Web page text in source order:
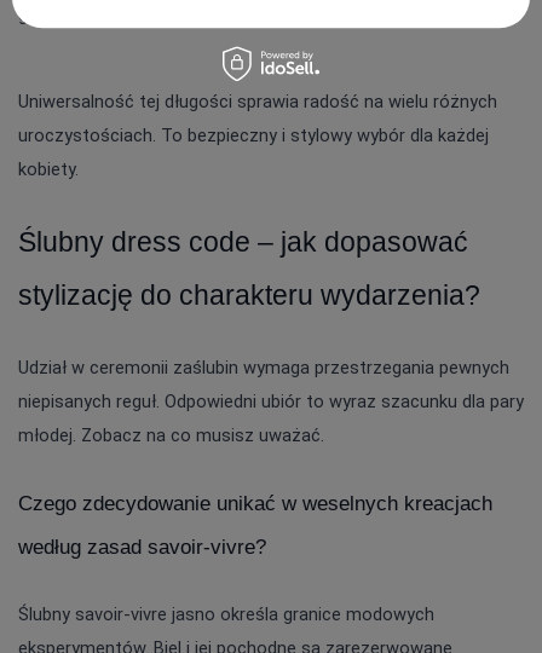
garderoby.
Uniwersalność tej długości sprawia radość na wielu różnych
uroczystościach. To bezpieczny i stylowy wybór dla każdej
kobiety.
Ślubny dress code – jak dopasować
stylizację do charakteru wydarzenia?
Udział w ceremonii zaślubin wymaga przestrzegania pewnych
niepisanych reguł. Odpowiedni ubiór to wyraz szacunku dla pary
młodej. Zobacz na co musisz uważać.
Czego zdecydowanie unikać w weselnych kreacjach
według zasad savoir-vivre?
Ślubny savoir-vivre jasno określa granice modowych
eksperymentów. Biel i jej pochodne są zarezerwowane